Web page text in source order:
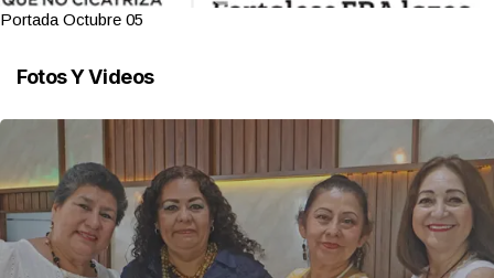
Portada Octubre 05
Fotos Y Videos